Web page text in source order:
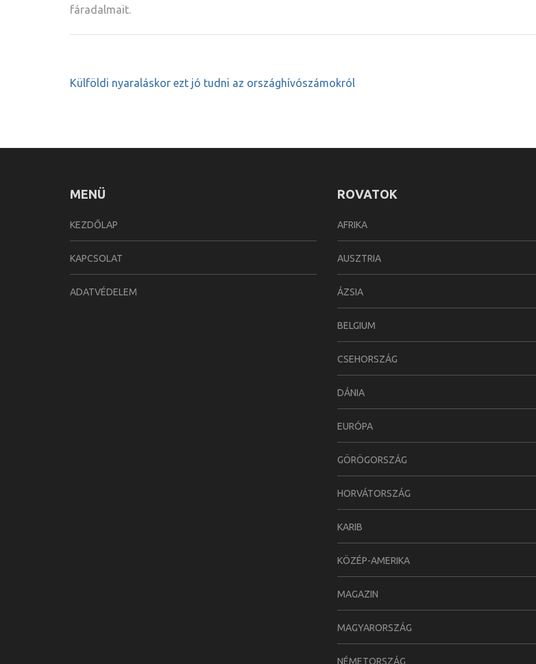
fáradalmait.
Bejegyzés
Külföldi nyaraláskor ezt jó tudni az országhívószámokról
MENÜ
KEZDŐLAP
KAPCSOLAT
ADATVÉDELEM
ROVATOK
AFRIKA
AUSZTRIA
ÁZSIA
BELGIUM
CSEHORSZÁG
DÁNIA
EURÓPA
GÖRÖGORSZÁG
HORVÁTORSZÁG
KARIB
KÖZÉP-AMERIKA
MAGAZIN
MAGYARORSZÁG
NÉMETORSZÁG